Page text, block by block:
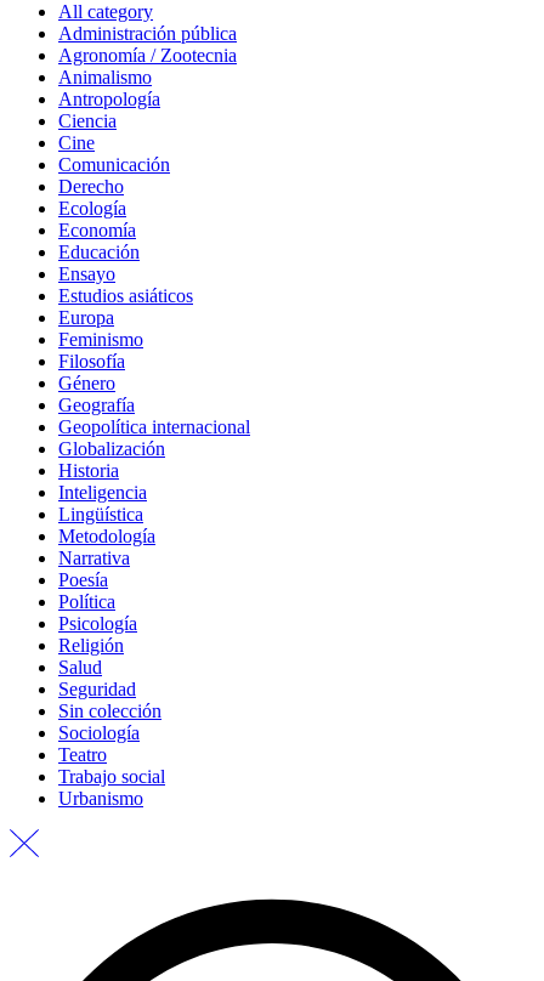
All category
Administración pública
Agronomía / Zootecnia
Animalismo
Antropología
Ciencia
Cine
Comunicación
Derecho
Ecología
Economía
Educación
Ensayo
Estudios asiáticos
Europa
Feminismo
Filosofía
Género
Geografía
Geopolítica internacional
Globalización
Historia
Inteligencia
Lingüística
Metodología
Narrativa
Poesía
Política
Psicología
Religión
Salud
Seguridad
Sin colección
Sociología
Teatro
Trabajo social
Urbanismo